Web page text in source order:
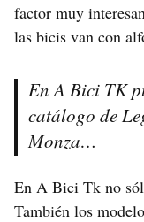
factor muy
las bicis van con
En A Bici TK
catálogo de
Monza…
En A Bici Tk no
También los